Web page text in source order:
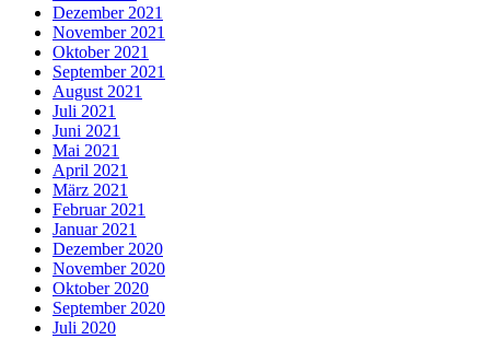
Dezember 2021
November 2021
Oktober 2021
September 2021
August 2021
Juli 2021
Juni 2021
Mai 2021
April 2021
März 2021
Februar 2021
Januar 2021
Dezember 2020
November 2020
Oktober 2020
September 2020
Juli 2020